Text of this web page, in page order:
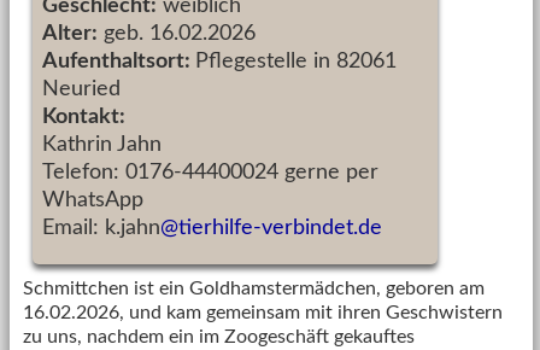
Geschlecht: weiblich
Alter: geb. 16.02.2026
Aufenthaltsort: Pflegestelle in 82061
Neuried
Kontakt:
Kathrin Jahn
Telefon: 0176-44400024 gerne per
WhatsApp
Email: k.jahn@tierhilfe-verbindet.de
Schmittchen ist ein Goldhamstermädchen, geboren am
16.02.2026, und kam gemeinsam mit ihren Geschwistern
zu uns, nachdem ein im Zoogeschäft gekauftes